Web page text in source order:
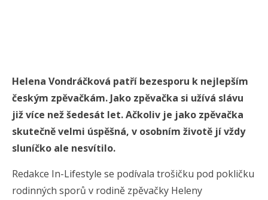
Helena Vondráčková patří bezesporu k nejlepším
českým zpěvačkám. Jako zpěvačka si užívá slávu
již více než šedesát let. Ačkoliv je jako zpěvačka
skutečně velmi úspěšná, v osobním životě jí vždy
sluníčko ale nesvítilo.
Redakce In-Lifestyle se podívala trošičku pod pokličku
rodinných sporů v rodině zpěvačky Heleny